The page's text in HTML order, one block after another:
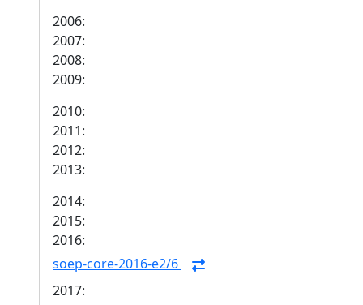
2006:
2007:
2008:
2009:
2010:
2011:
2012:
2013:
2014:
2015:
2016:
soep-core-2016-e2/6
2017: